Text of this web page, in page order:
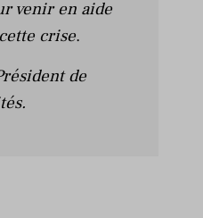
venir en aide
crise.
de